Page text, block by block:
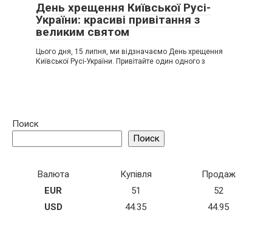
День хрещення Київської Русі-
України: красиві привітання з
великим святом
Цього дня, 15 липня, ми відзначаємо День хрещення
Київської Русі-України. Привітайте один одного з
Поиск
Поиск
Валюта Купівля
Продаж
EUR
51
52
USD
44.35 44.95